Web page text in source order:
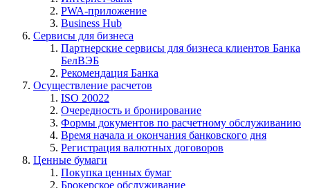
PWA-приложение
Business Hub
Сервисы для бизнеса
Партнерские сервисы для бизнеса клиентов Банка
БелВЭБ
Рекомендация Банка
Осуществление расчетов
ISO 20022
Очередность и бронирование
Формы документов по расчетному обслуживанию
Время начала и окончания банковского дня
Регистрация валютных договоров
Ценные бумаги
Покупка ценных бумаг
Брокерское обслуживание